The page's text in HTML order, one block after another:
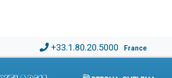
+33.1.80.20.5000 France